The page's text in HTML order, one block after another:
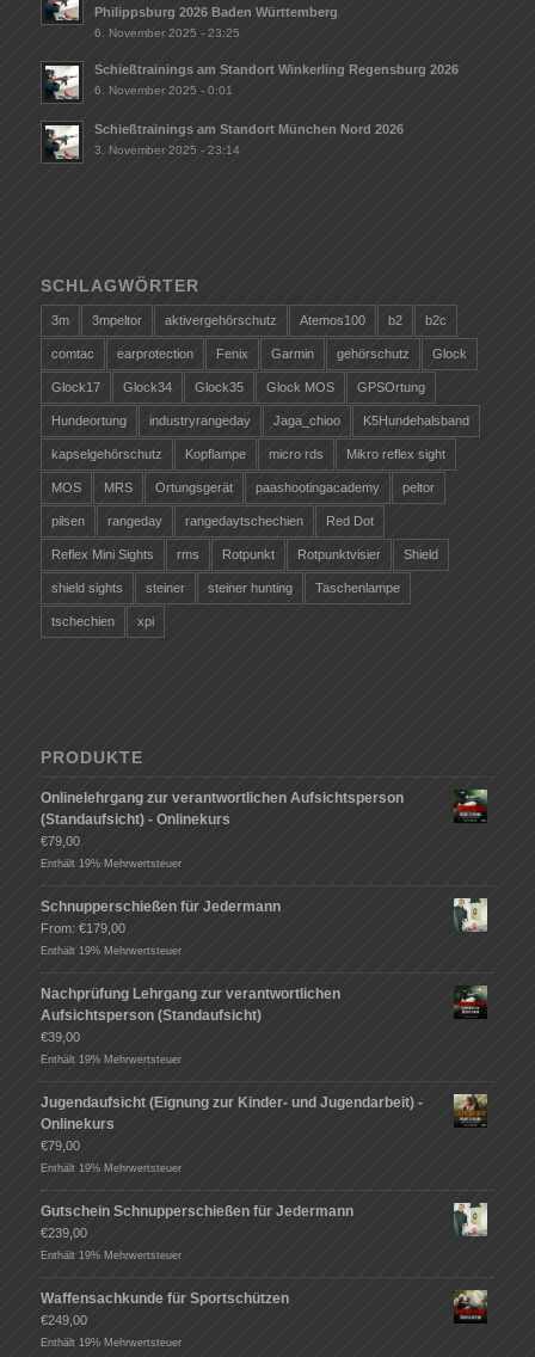
Philippsburg 2026 Baden Württemberg
6. November 2025 - 23:25
Schießtrainings am Standort Winkerling Regensburg 2026
6. November 2025 - 0:01
Schießtrainings am Standort München Nord 2026
3. November 2025 - 23:14
SCHLAGWÖRTER
3m 3mpeltor aktivergehörschutz Atemos100 b2 b2c
comtac earprotection Fenix Garmin gehörschutz Glock
Glock17 Glock34 Glock35 Glock MOS GPSOrtung
Hundeortung industryrangeday Jaga_chioo K5Hundehalsband
kapselgehörschutz Kopflampe micro rds Mikro reflex sight
MOS MRS Ortungsgerät paashootingacademy peltor
pilsen rangeday rangedaytschechien Red Dot
Reflex Mini Sights rms Rotpunkt Rotpunktvisier Shield
shield sights steiner steiner hunting Taschenlampe
tschechien xpi
PRODUKTE
Onlinelehrgang zur verantwortlichen Aufsichtsperson
(Standaufsicht) - Onlinekurs
€79,00
Enthält 19% Mehrwertsteuer
Schnupperschießen für Jedermann
From: €179,00
Enthält 19% Mehrwertsteuer
Nachprüfung Lehrgang zur verantwortlichen
Aufsichtsperson (Standaufsicht)
€39,00
Enthält 19% Mehrwertsteuer
Jugendaufsicht (Eignung zur Kinder- und Jugendarbeit) -
Onlinekurs
€79,00
Enthält 19% Mehrwertsteuer
Gutschein Schnupperschießen für Jedermann
€239,00
Enthält 19% Mehrwertsteuer
Waffensachkunde für Sportschützen
€249,00
Enthält 19% Mehrwertsteuer